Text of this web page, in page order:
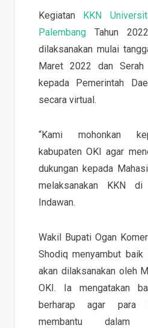
Kegiatan KKN
PalembangTahun
dilaksanakan mulai
Maret 2022 dan Serah
kepada Pemerintah
secara virtual.
“Kami mohonkan
kabupaten OKI agar
dukungan kepada
melaksanakan KKN
Indawan.
Wakil Bupati Ogan
Shodiq menyambut baik
akan dilaksanakan oleh
OKI. Ia mengatakan
berharap agar para
membantu dalam